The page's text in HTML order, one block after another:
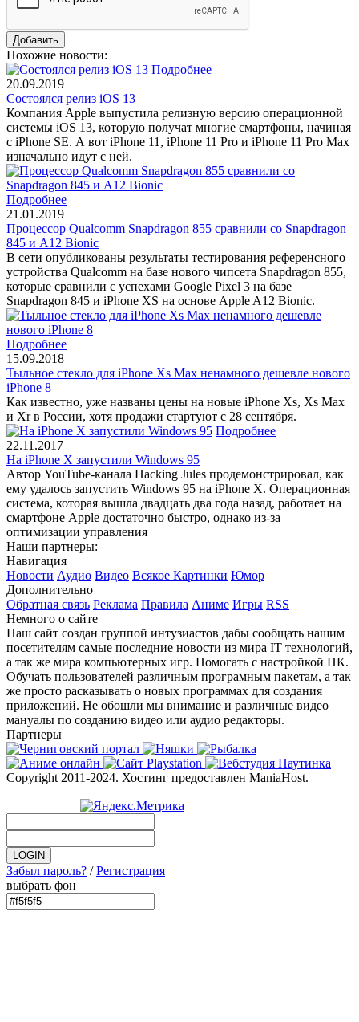
Похожие новости:
Подробнее
20.09.2019
Состоялся релиз iOS 13
Компания Apple выпустила релизную версию операционной
системы iOS 13, которую получат многие смартфоны, начиная
с iPhone SE. А вот iPhone 11, iPhone 11 Pro и iPhone 11 Pro Max
изначально идут с ней.
Подробнее
21.01.2019
Процессор Qualcomm Snapdragon 855 сравнили со Snapdragon
845 и A12 Bionic
В сети опубликованы результаты тестирования референсного
устройства Qualcomm на базе нового чипсета Snapdragon 855,
которые сравнили с успехами Google Pixel 3 на базе
Snapdragon 845 и iPhone XS на основе Apple A12 Bionic.
Подробнее
15.09.2018
Тыльное стекло для iPhone Xs Max ненамного дешевле нового
iPhone 8
Как известно, уже названы цены на новые iPhone Xs, Xs Max
и Xr в России, хотя продажи стартуют с 28 сентября.
Подробнее
22.11.2017
На iPhone X запустили Windows 95
Автор YouTube-канала Hacking Jules продемонстрировал, как
ему удалось запустить Windows 95 на iPhone X. Операционная
система, которая вышла двадцать два года назад, работает на
смартфоне Apple достаточно быстро, однако из-за
оптимизации управления
Наши партнеры:
Навигация
Новости Аудио Видео Всякое Картинки Юмор
Дополнительно
Обратная связь Реклама Правила Аниме Игры RSS
Немного о сайте
Наш сайт создан группой интузиастов дабы сообщать нашим
посетителям самые последние новости из мира IT технологий,
а так же мира компьютерных игр. Помогать с настройкой ПК.
Обучать пользователей различным програмным пакетам, а так
же просто расказывать о новых программах для создания
приложений. Не обошли мы внимание и различные видео
мануалы по созданию видео или аудио редакторы.
Партнеры
Copyright 2011-2024. Хостинг предоставлен ManiaHost.
Забыл пароль? /Регистрация
выбрать фон